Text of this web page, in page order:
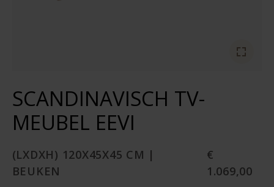
SCANDINAVISCH TV-
MEUBEL EEVI
(LXDXH) 120X45X45 CM |
BEUKEN
€
1.069,00